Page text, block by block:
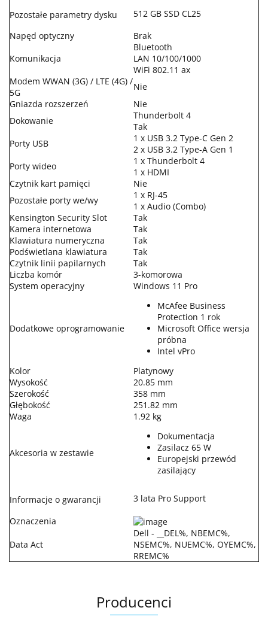
Pozostałe parametry dysku
512 GB SSD CL25
Napęd optyczny
Brak
Komunikacja
Bluetooth
LAN 10/100/1000
WiFi 802.11 ax
Modem WWAN (3G) / LTE (4G) /
5G
Nie
Gniazda rozszerzeń
Nie
Dokowanie
Thunderbolt 4
Tak
Porty USB
1 x USB 3.2 Type-C Gen 2
2 x USB 3.2 Type-A Gen 1
Porty wideo
1 x Thunderbolt 4
1 x HDMI
Czytnik kart pamięci
Nie
Pozostałe porty we/wy
1 x RJ-45
1 x Audio (Combo)
Kensington Security Slot
Tak
Kamera internetowa
Tak
Klawiatura numeryczna
Tak
Podświetlana klawiatura
Tak
Czytnik linii papilarnych
Tak
Liczba komór
3-komorowa
System operacyjny
Windows 11 Pro
Dodatkowe oprogramowanie
McAfee Business
Protection 1 rok
Microsoft Office wersja
próbna
Intel vPro
Kolor
Platynowy
Wysokość
20.85 mm
Szerokość
358 mm
Głębokość
251.82 mm
Waga
1.92 kg
Akcesoria w zestawie
Dokumentacja
Zasilacz 65 W
Europejski przewód
zasilający
Informacje o gwarancji
3 lata Pro Support
Oznaczenia
Data Act
Dell - __DEL%, NBEMC%,
NSEMC%, NUEMC%, OYEMC%,
RREMC%
Producenci